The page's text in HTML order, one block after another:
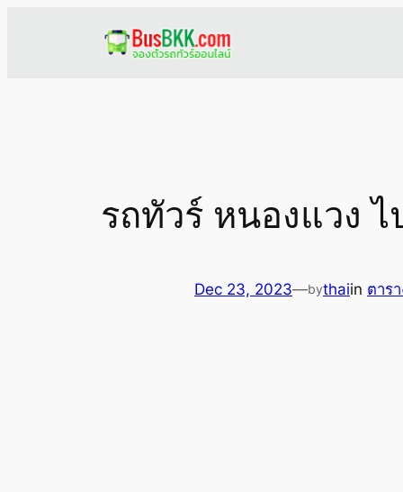
รถทัวร์ หนองแวง
Dec 23, 2023—bythaiin ตาร